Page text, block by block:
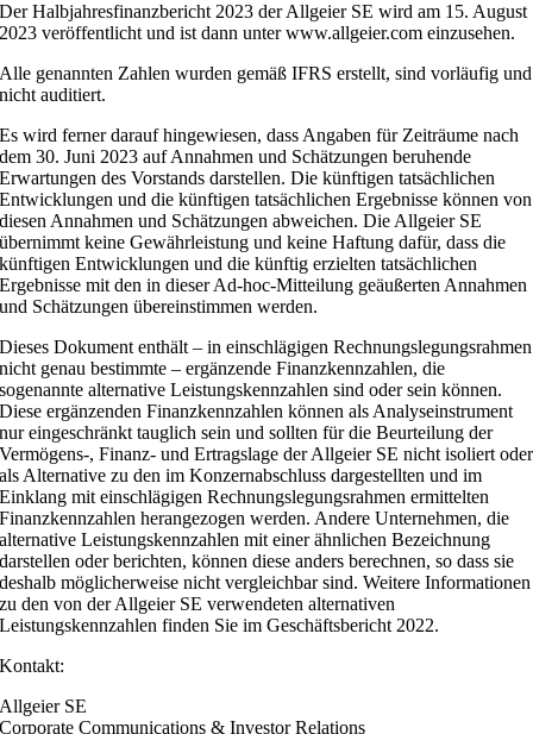
Der Halbjahresfinanzbericht 2023 der Allgeier SE wird am 15. August
2023 veröffentlicht und ist dann unter www.allgeier.com einzusehen.
Alle genannten Zahlen wurden gemäß IFRS erstellt, sind vorläufig und
nicht auditiert.
Es wird ferner darauf hingewiesen, dass Angaben für Zeiträume nach
dem 30. Juni 2023 auf Annahmen und Schätzungen beruhende
Erwartungen des Vorstands darstellen. Die künftigen tatsächlichen
Entwicklungen und die künftigen tatsächlichen Ergebnisse können von
diesen Annahmen und Schätzungen abweichen. Die Allgeier SE
übernimmt keine Gewährleistung und keine Haftung dafür, dass die
künftigen Entwicklungen und die künftig erzielten tatsächlichen
Ergebnisse mit den in dieser Ad-hoc-Mitteilung geäußerten Annahmen
und Schätzungen übereinstimmen werden.
Dieses Dokument enthält – in einschlägigen Rechnungslegungsrahmen
nicht genau bestimmte – ergänzende Finanzkennzahlen, die
sogenannte alternative Leistungskennzahlen sind oder sein können.
Diese ergänzenden Finanzkennzahlen können als Analyseinstrument
nur eingeschränkt tauglich sein und sollten für die Beurteilung der
Vermögens-, Finanz- und Ertragslage der Allgeier SE nicht isoliert oder
als Alternative zu den im Konzernabschluss dargestellten und im
Einklang mit einschlägigen Rechnungslegungsrahmen ermittelten
Finanzkennzahlen herangezogen werden. Andere Unternehmen, die
alternative Leistungskennzahlen mit einer ähnlichen Bezeichnung
darstellen oder berichten, können diese anders berechnen, so dass sie
deshalb möglicherweise nicht vergleichbar sind. Weitere Informationen
zu den von der Allgeier SE verwendeten alternativen
Leistungskennzahlen finden Sie im Geschäftsbericht 2022.
Kontakt:
Allgeier SE
Corporate Communications & Investor Relations